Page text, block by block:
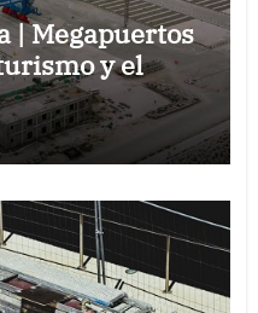
| Megapuertos
y el